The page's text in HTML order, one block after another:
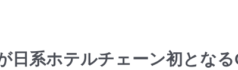
日系ホテルチェーン初とな